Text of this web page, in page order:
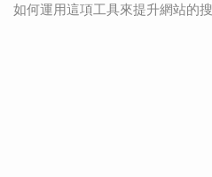
如何運用這項工具來提升網站的搜